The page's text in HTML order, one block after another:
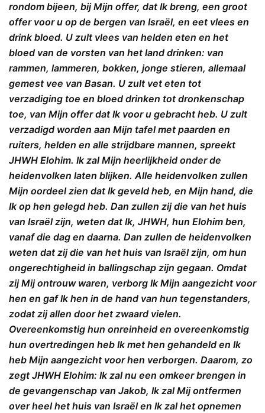
rondom bijeen, bij Mijn offer, dat Ik breng, een groot
offer voor u op de bergen van Israël, en eet vlees en
drink bloed. U zult vlees van helden eten en het
bloed van de vorsten van het land drinken: van
rammen, lammeren, bokken, jonge stieren, allemaal
gemest vee van Basan. U zult vet eten tot
verzadiging toe en bloed drinken tot dronkenschap
toe, van Mijn offer dat Ik voor u gebracht heb. U zult
verzadigd worden aan Mijn tafel met paarden en
ruiters, helden en alle strijdbare mannen, spreekt
JHWH Elohim. Ik zal Mijn heerlijkheid onder de
heidenvolken laten blijken. Alle heidenvolken zullen
Mijn oordeel zien dat Ik geveld heb, en Mijn hand, die
Ik op hen gelegd heb. Dan zullen zij die van het huis
van Israël zijn, weten dat Ik, JHWH, hun Elohim ben,
vanaf die dag en daarna. Dan zullen de heidenvolken
weten dat zij die van het huis van Israël zijn, om hun
ongerechtigheid in ballingschap zijn gegaan. Omdat
zij Mij ontrouw waren, verborg Ik Mijn aangezicht voor
hen en gaf Ik hen in de hand van hun tegenstanders,
zodat zij allen door het zwaard vielen.
Overeenkomstig hun onreinheid en overeenkomstig
hun overtredingen heb Ik met hen gehandeld en Ik
heb Mijn aangezicht voor hen verborgen. Daarom, zo
zegt JHWH Elohim: Ik zal nu een omkeer brengen in
de gevangenschap van Jakob, Ik zal Mij ontfermen
over heel het huis van Israël en Ik zal het opnemen